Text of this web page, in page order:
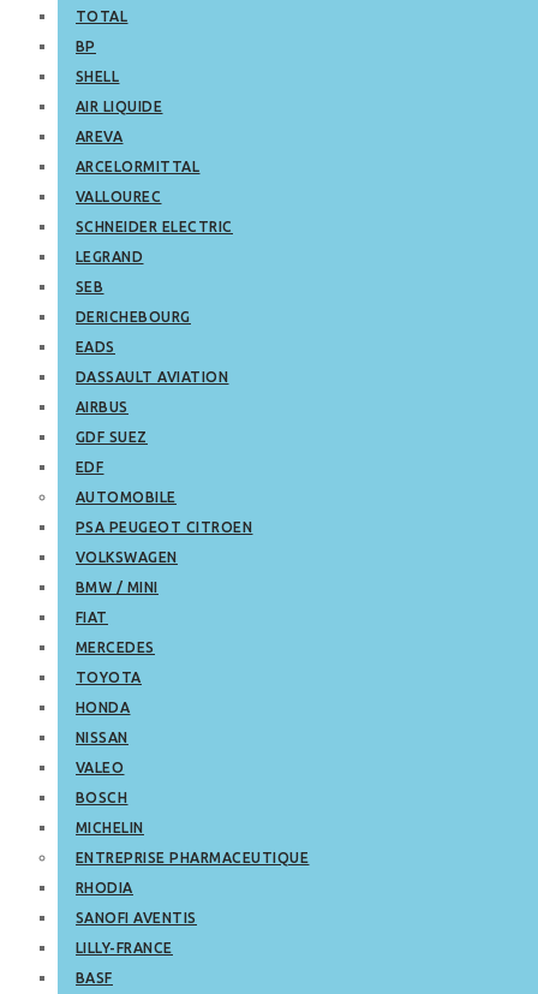
TOTAL
BP
SHELL
AIR LIQUIDE
AREVA
ARCELORMITTAL
VALLOUREC
SCHNEIDER ELECTRIC
LEGRAND
SEB
DERICHEBOURG
EADS
DASSAULT AVIATION
AIRBUS
GDF SUEZ
EDF
AUTOMOBILE
PSA PEUGEOT CITROEN
VOLKSWAGEN
BMW / MINI
FIAT
MERCEDES
TOYOTA
HONDA
NISSAN
VALEO
BOSCH
MICHELIN
ENTREPRISE PHARMACEUTIQUE
RHODIA
SANOFI AVENTIS
LILLY-FRANCE
BASF